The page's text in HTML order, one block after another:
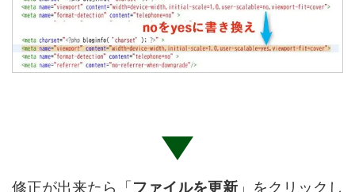
修正が出来たら「ファイルを更新 」をクリックし